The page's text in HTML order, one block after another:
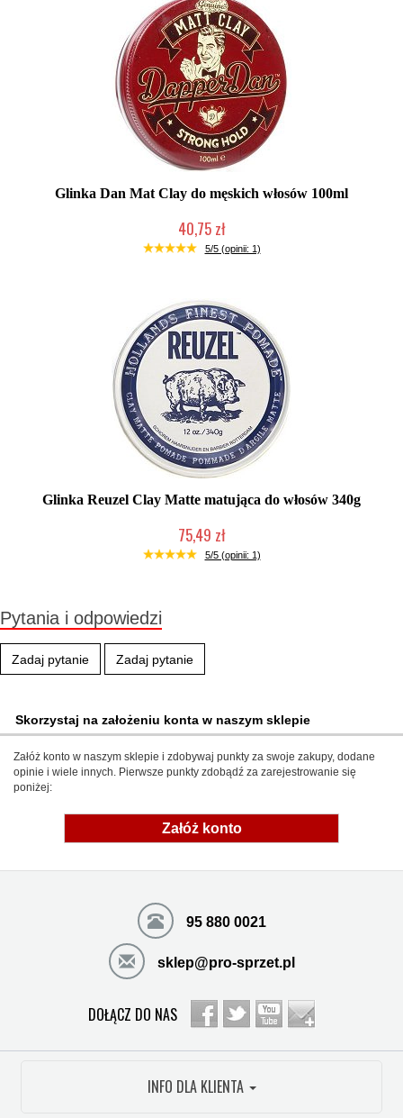
Glinka Dan Mat Clay do męskich włosów 100ml
40,75 zł
Produkt wycofany
5/5 (opinii: 1)
Glinka Reuzel Clay Matte matująca do włosów 340g
75,49 zł
Produkt wycofany
5/5 (opinii: 1)
Pytania i odpowiedzi
Zadaj pytanie Zadaj pytanie
Skorzystaj na założeniu konta w naszym sklepie
Załóż konto w naszym sklepie i zdobywaj punkty za swoje zakupy, dodane
opinie i wiele innych. Pierwsze punkty zdobądź za zarejestrowanie się
poniżej:
Załóż konto
95 880 0021
sklep@pro-sprzet.pl
DOŁĄCZ DO NAS
INFO DLA KLIENTA